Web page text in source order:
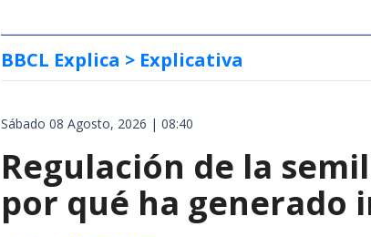
BBCL Explica > Explicativa
Sábado 08 Agosto, 2026 | 08:40
Regulación de la
por qué ha generado